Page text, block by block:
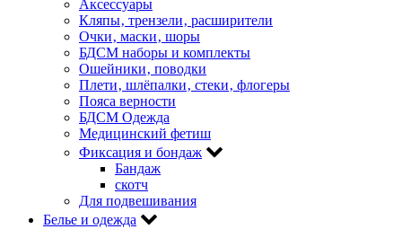
Аксессуары
Кляпы‚ трензели‚ расширители
Очки‚ маски‚ шоры
БДСМ наборы и комплекты
Ошейники‚ поводки
Плети‚ шлёпалки‚ стеки‚ флогеры
Пояса верности
БДСМ Одежда
Медицинский фетиш
Фиксация и бондаж
Бандаж
скотч
Для подвешивания
Белье и одежда